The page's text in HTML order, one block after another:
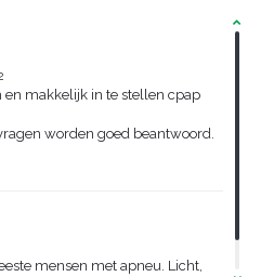
makkelijk in te stellen cpap
worden goed beantwoord.
mensen met apneu. Licht,